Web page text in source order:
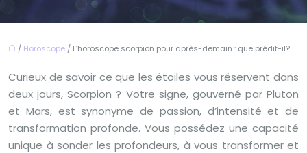
/ Horoscope / L’horoscope scorpion pour après-demain : que prédit-il?
Curieux de savoir ce que les étoiles vous réservent dans
deux jours, Scorpion ? Votre signe, gouverné par Pluton
et Mars, est synonyme de passion, d’intensité et de
transformation profonde. Vous possédez une capacité
unique à sonder les profondeurs, à vous transformer et